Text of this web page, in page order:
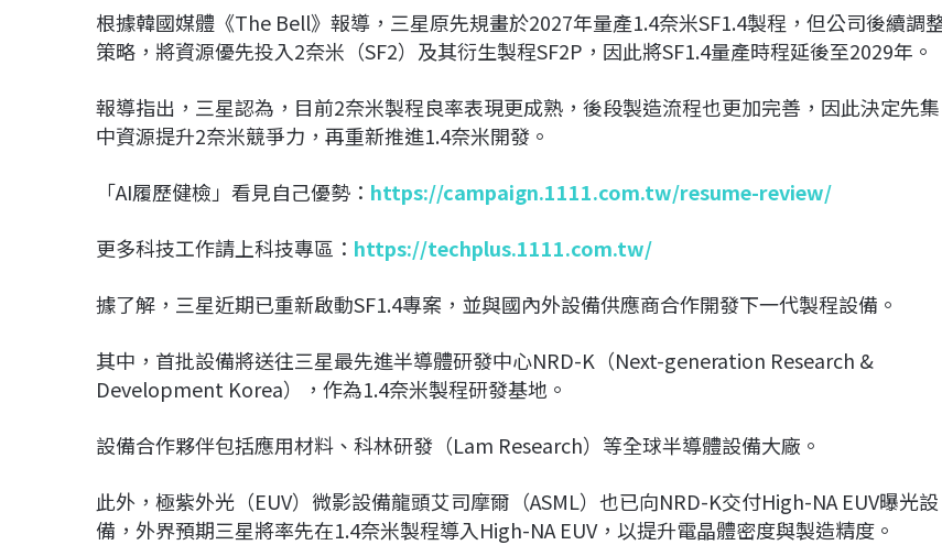
根據韓國媒體《The Bell》報導，三星原先規畫於2027年量產1.4奈米SF1.4製程，但公司後續調
策略，將資源優先投入2奈米（SF2）及其衍生製程SF2P，因此將SF1.4量產時程延後至2029年。
報導指出，三星認為，目前2奈米製程良率表現更成熟，後段製造流程也更加完善，因此決定先集
中資源提升2奈米競爭力，再重新推進1.4奈米開發。
「AI履歷健檢」看見自己優勢： https://campaign.1111.com.tw/resume-review/
更多科技工作請上科技專區： https://techplus.1111.com.tw/
據了解，三星近期已重新啟動SF1.4專案，並與國內外設備供應商合作開發下一代製程設備。
其中，首批設備將送往三星最先進半導體研發中心NRD-K（Next-generation Research &
Development Korea），作為1.4奈米製程研發基地。
設備合作夥伴包括應用材料、科林研發（Lam Research）等全球半導體設備大廠。
此外，極紫外光（EUV）微影設備龍頭艾司摩爾（ASML）也已向NRD-K交付High-NA EUV曝光設
備，外界預期三星將率先在1.4奈米製程導入High-NA EUV，以提升電晶體密度與製造精度。